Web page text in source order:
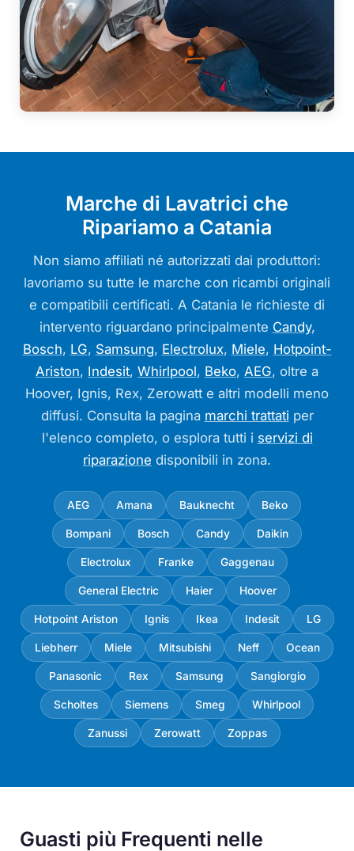
Marche di Lavatrici che
Ripariamo a Catania
Non siamo affiliati né autorizzati dai produttori:
lavoriamo su tutte le marche con ricambi originali
e compatibili certificati. A Catania le richieste di
intervento riguardano principalmente Candy,
Bosch, LG, Samsung, Electrolux, Miele, Hotpoint-
Ariston, Indesit, Whirlpool, Beko, AEG, oltre a
Hoover, Ignis, Rex, Zerowatt e altri modelli meno
diffusi. Consulta la pagina marchi trattati per
l'elenco completo, o esplora tutti i servizi di
riparazione disponibili in zona.
AEG Amana Bauknecht Beko
Bompani Bosch Candy Daikin
Electrolux Franke Gaggenau
General Electric Haier Hoover
Hotpoint Ariston Ignis Ikea Indesit LG
Liebherr Miele Mitsubishi Neff Ocean
Panasonic Rex Samsung Sangiorgio
Scholtes Siemens Smeg Whirlpool
Zanussi Zerowatt Zoppas
Guasti più Frequenti nelle